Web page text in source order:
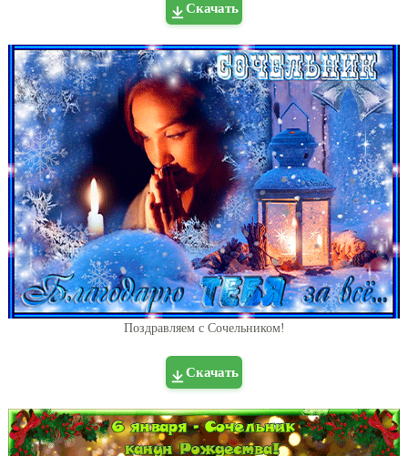
Скачать
Поздравляем с Сочельником!
Скачать